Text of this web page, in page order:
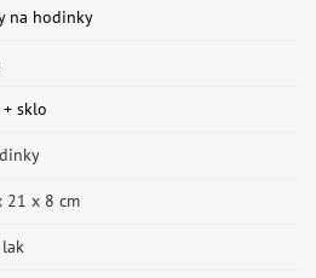
na hodinky
sklo
21 x 8 cm